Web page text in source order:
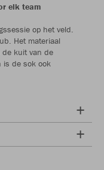
elk team
op het veld.
Het materiaal
de kuit van de
is de sok ook